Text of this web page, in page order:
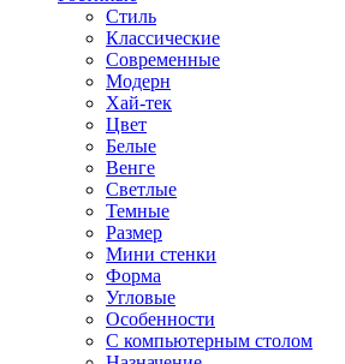
Стиль
Классические
Современные
Модерн
Хай-тек
Цвет
Белые
Венге
Светлые
Темные
Размер
Мини стенки
Форма
Угловые
Особенности
С компьютерным столом